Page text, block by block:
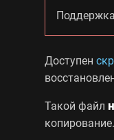
Доступен
Такой файл
копирование.